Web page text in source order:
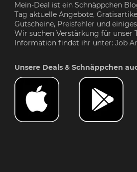
Mein-Deal ist ein Schnäppchen
Tag aktuelle Angebote,
Gutscheine, Preisfehler und
Wir suchen Verstärkung für unser
Information findet ihr unter: Job
Unsere Deals & Schnäppchen